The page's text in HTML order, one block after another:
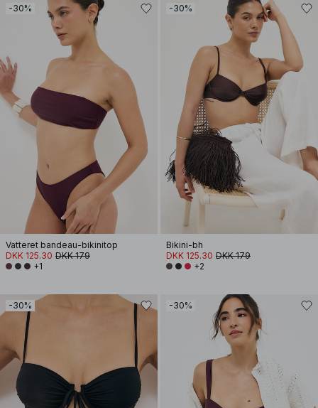
-30%
Vatteret bandeau-bikinitop
DKK 125.30 DKK 179
+1
-30%
Bikini-bh
DKK 125.30 DKK 179
+2
-30% -30%